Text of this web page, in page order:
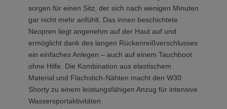
sorgen für einen Sitz, der sich nach wenigen Minuten
gar nicht mehr anfühlt. Das innen beschichtete
Neopren liegt angenehm auf der Haut auf und
ermöglicht dank des langen Rückenreißverschlusses
ein einfaches Anlegen – auch auf einem Tauchboot
ohne Hilfe. Die Kombination aus elastischem
Material und Flachstich-Nähten macht den W30
Shorty zu einem leistungsfähigen Anzug für intensive
Wassersportaktivitäten.